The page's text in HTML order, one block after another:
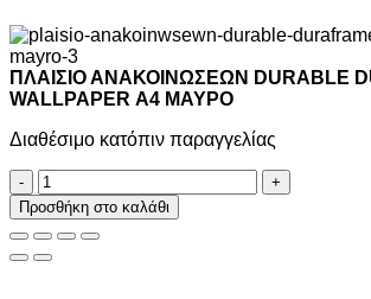
ΠΛΑΙΣΙΟ ΑΝΑΚΟΙΝΩΣΕΩΝ DURABLE
WALLPAPER Α4 ΜΑΥΡΟ
Διαθέσιμο κατόπιν παραγγελίας
ΠΛΑΙΣΙΟ
ΑΝΑΚΟΙΝΩΣΕΩΝ
DURABLE
DURAFRAME
WALLPAPER
Προσθήκη στο καλάθι